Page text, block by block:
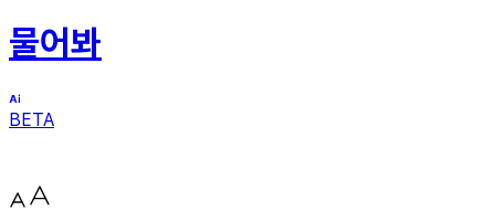
물어봐
BETA